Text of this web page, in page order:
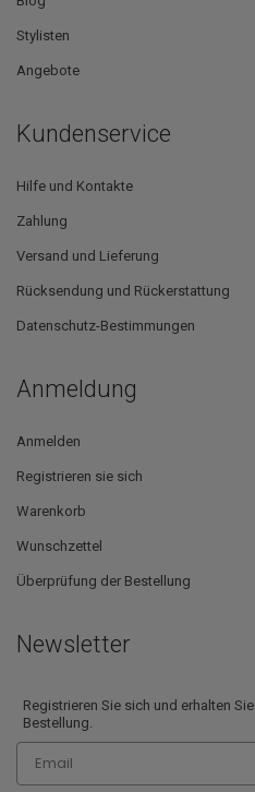
Stylisten
Angebote
Kundenservice
Hilfe und Kontakte
Zahlung
Versand und Lieferung
Rücksendung und Rückerstattung
Datenschutz-Bestimmungen
Anmeldung
Anmelden
Registrieren sie sich
Warenkorb
Wunschzettel
Überprüfung der Bestellung
Newsletter
Registrieren Sie sich und erhalten Sie
Bestellung.
Email